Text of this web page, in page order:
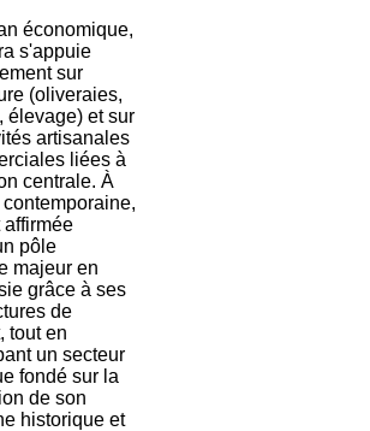
économique,
s'appuie
sur
(oliveraies,
élevage) et sur
artisanales
liées à
centrale. À
contemporaine,
pôle
majeur en
grâce à ses
de
tout en
un secteur
fondé sur la
de son
historique et